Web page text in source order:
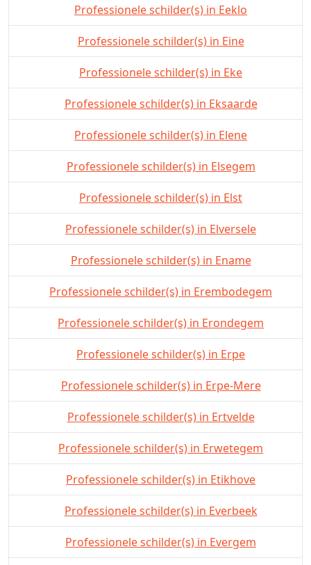
Professionele schilder(s) in Eeklo
Professionele schilder(s) in Eine
Professionele schilder(s) in Eke
Professionele schilder(s) in Eksaarde
Professionele schilder(s) in Elene
Professionele schilder(s) in Elsegem
Professionele schilder(s) in Elst
Professionele schilder(s) in Elversele
Professionele schilder(s) in Ename
Professionele schilder(s) in Erembodegem
Professionele schilder(s) in Erondegem
Professionele schilder(s) in Erpe
Professionele schilder(s) in Erpe-Mere
Professionele schilder(s) in Ertvelde
Professionele schilder(s) in Erwetegem
Professionele schilder(s) in Etikhove
Professionele schilder(s) in Everbeek
Professionele schilder(s) in Evergem